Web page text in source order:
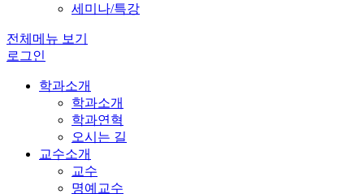
세미나/특강
전체메뉴 보기
로그인
학과소개
학과소개
학과연혁
오시는 길
교수소개
교수
명예교수